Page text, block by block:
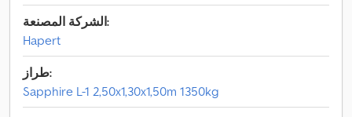
الشركة المصنعة:
Hapert
طراز:
Sapphire L-1 2,50x1,30x1,50m 1350kg